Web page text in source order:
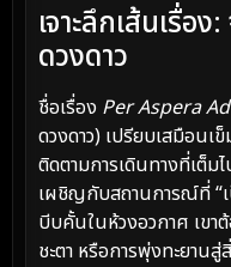
เจาะลึกเส้นเรื่อ
ดวงดาว
ชื่อเรื่อง Per Aspera
ดวงดาว) เปรียบเสมือนเ
ติดตามการเดินทางที่เต็ม
เผชิญกับสถานการณ์ที่ “
บีบคั้นในห้วงอวกาศ เขา
ชะตา หรือการพุ่งทะยาน